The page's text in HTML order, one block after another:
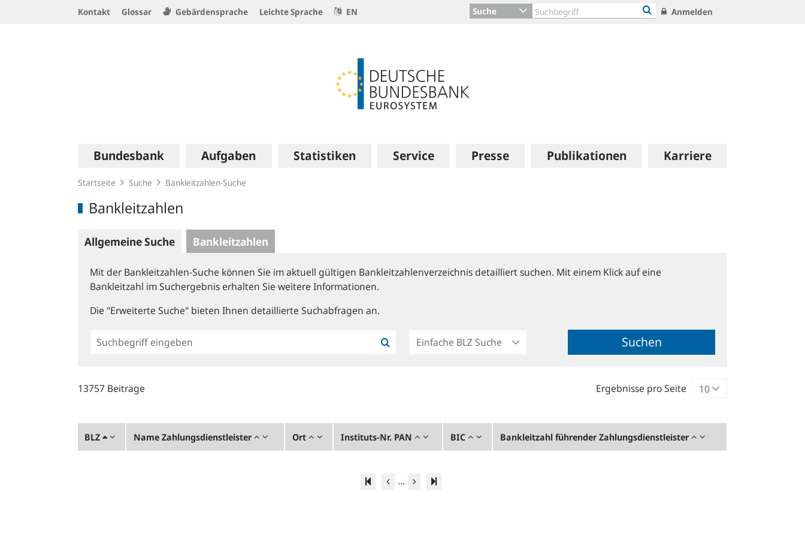
Kontakt Glossar Gebärdensprache Leichte Sprache EN Suche Anmelden
Hauptnavigation
Bundesbank Aufgaben Statistiken Service Presse Publikationen Karriere
Startseite Suche Bankleitzahlen-Suche
Bankleitzahlen
Allgemeine Suche Bankleitzahlen
Mit der Bankleitzahlen-Suche können Sie im aktuell gültigen Bankleitzahlenverzeichnis detailliert suchen. Mit einem Klick auf eine
Bankleitzahl im Suchergebnis erhalten Sie weitere Informationen.
Die "Erweiterte Suche" bieten Ihnen detaillierte Suchabfragen an.
Einfache
Suche
Suchen
13757 Beiträge Ergebnisse pro Seite
BLZ Name Zahlungsdienstleister Ort Instituts-Nr. PAN BIC Bankleitzahl führender Zahlungsdienstleister
...